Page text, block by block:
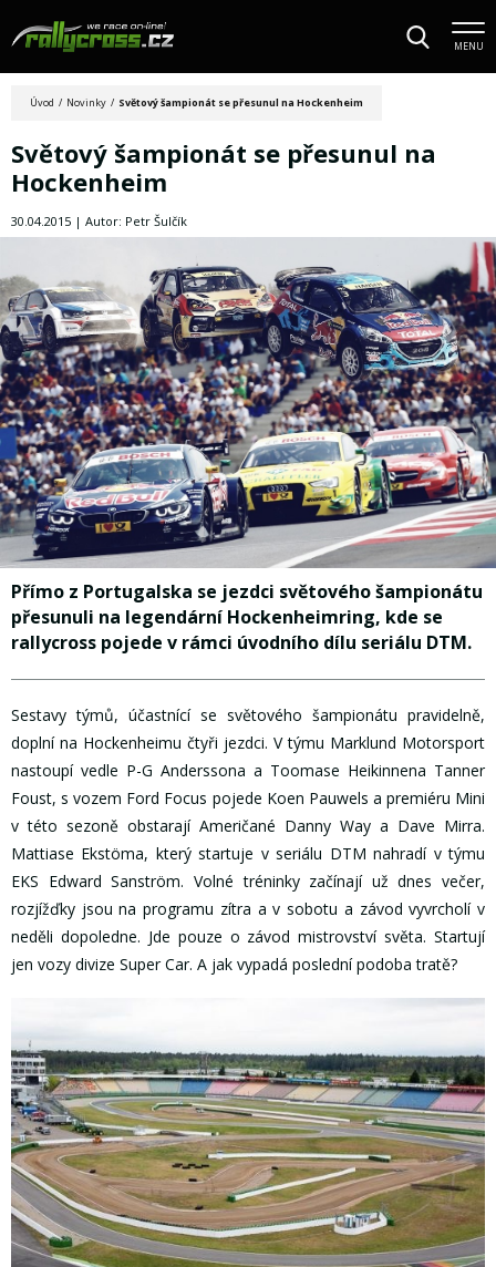
MENU
Úvod / Novinky / Světový šampionát se přesunul na Hockenheim
Světový šampionát se přesunul na
Hockenheim
30.04.2015 | Autor: Petr Šulčík
Přímo z Portugalska se jezdci světového šampionátu
přesunuli na legendární Hockenheimring, kde se
rallycross pojede v rámci úvodního dílu seriálu DTM.
Sestavy týmů, účastnící se světového šampionátu pravidelně,
doplní na Hockenheimu čtyři jezdci. V týmu Marklund Motorsport
nastoupí vedle P-G Anderssona a Toomase Heikinnena Tanner
Foust, s vozem Ford Focus pojede Koen Pauwels a premiéru Mini
v této sezoně obstarají Američané Danny Way a Dave Mirra.
Mattiase Ekstöma, který startuje v seriálu DTM nahradí v týmu
EKS Edward Sanström. Volné tréninky začínají už dnes večer,
rozjížďky jsou na programu zítra a v sobotu a závod vyvrcholí v
neděli dopoledne. Jde pouze o závod mistrovství světa. Startují
jen vozy divize Super Car. A jak vypadá poslední podoba tratě?